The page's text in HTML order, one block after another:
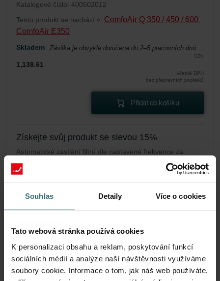
Souhlas Detaily Více o cookies
Tato webová stránka používá cookies
K personalizaci obsahu a reklam, poskytování funkcí
sociálních médií a analýze naší návštěvnosti využíváme
soubory cookie. Informace o tom, jak náš web používáte,
Katalogové číslo: 400502012
Tento produkt se nachází v: ComfoAir Q 350 / 450 / 600,
ComfoAir E350
Skladem Zásilka je obvykle doručena do 2–5 pracovních dnů
CZK
1,138.61
včetně DPH
bez přepravních poplatků
Přidat do košíku
Získejte svůj produkt se slevou 15%
Automatické zasílání filtrů dle nastavené frekvence za
zvýhodněnou cenu (platí pouze pro koncové zákazníky)
CZK
bez přepravních poplatků